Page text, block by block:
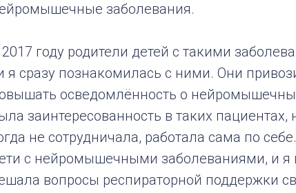
заболевания.
году родители детей с такими
я сразу познакомилась с ними. Они
осведомлённость о
заинтересованность в таких
не сотрудничала, работала сама по
с нейромышечными заболеваниями, и я
вопросы респираторной поддержки